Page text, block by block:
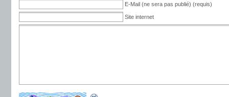
E-Mail (ne sera pas publié) (requis)
Site internet